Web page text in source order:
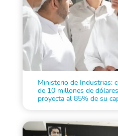
Ministerio de Industrias:
de 10 millones de
proyecta al 85% de su